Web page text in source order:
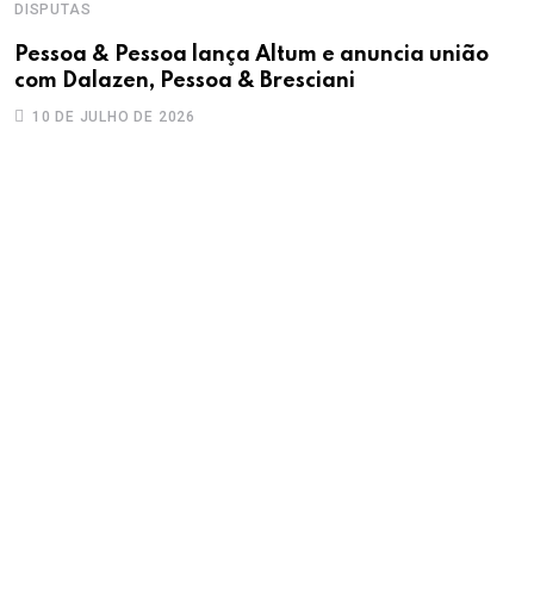
DISPUTAS
Pessoa & Pessoa lança Altum e anuncia união
com Dalazen, Pessoa & Bresciani
10 DE JULHO DE 2026